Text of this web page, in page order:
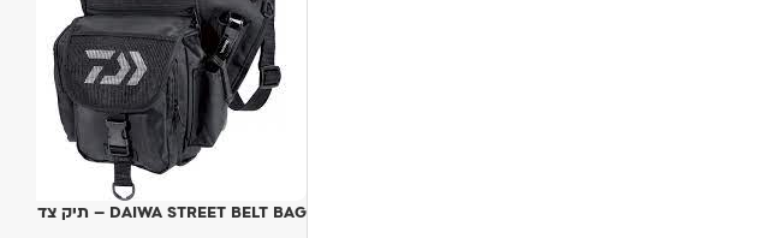
DAIWA STREET BELT BAG – תיק צד